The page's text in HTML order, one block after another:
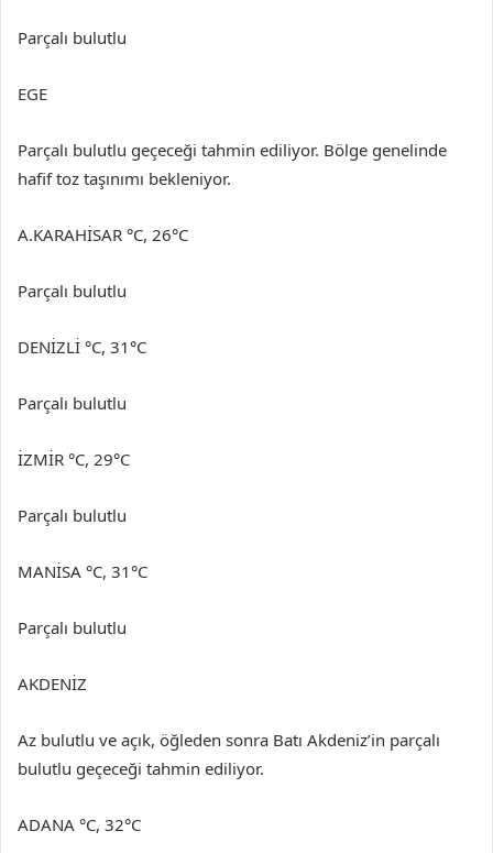
Parçalı bulutlu
EGE
Parçalı bulutlu geçeceği tahmin ediliyor. Bölge genelinde
hafif toz taşınımı bekleniyor.
A.KARAHİSAR °C, 26°C
Parçalı bulutlu
DENİZLİ °C, 31°C
Parçalı bulutlu
İZMİR °C, 29°C
Parçalı bulutlu
MANİSA °C, 31°C
Parçalı bulutlu
AKDENİZ
Az bulutlu ve açık, öğleden sonra Batı Akdeniz’in parçalı
bulutlu geçeceği tahmin ediliyor.
ADANA °C, 32°C